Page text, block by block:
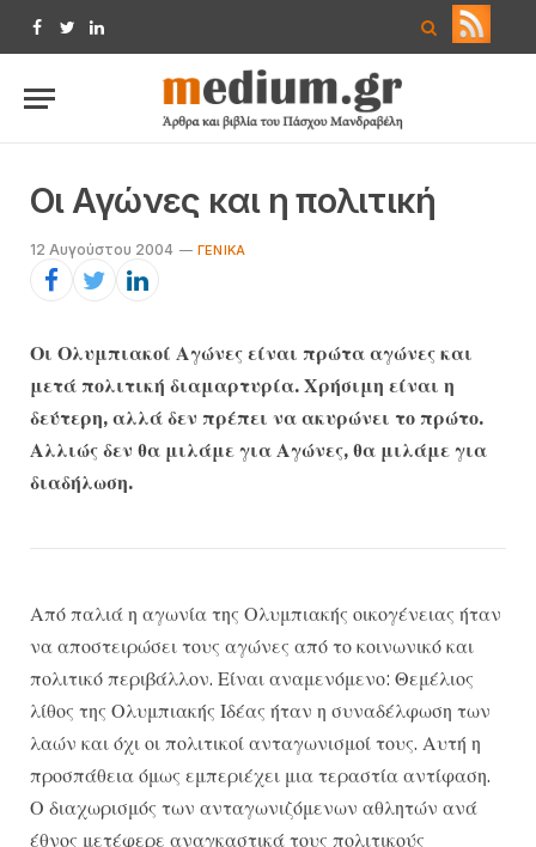
Facebook
TwitterLinkedIn
Οι Αγώνες και η πολιτική
12 Αυγούστου 2004 ΓΕΝΙΚΆ
Οι Ολυμπιακοί Αγώνες είναι πρώτα αγώνες και
μετά πολιτική διαμαρτυρία. Χρήσιμη είναι η
δεύτερη, αλλά δεν πρέπει να ακυρώνει το πρώτο.
Αλλιώς δεν θα μιλάμε για Αγώνες, θα μιλάμε για
διαδήλωση.
Από παλιά η αγωνία της Ολυμπιακής οικογένειας ήταν
να αποστειρώσει τους αγώνες από το κοινωνικό και
πολιτικό περιβάλλον. Είναι αναμενόμενο: Θεμέλιος
λίθος της Ολυμπιακής Ιδέας ήταν η συναδέλφωση των
λαών και όχι οι πολιτικοί ανταγωνισμοί τους. Αυτή η
προσπάθεια όμως εμπεριέχει μια τεραστία αντίφαση.
Ο διαχωρισμός των ανταγωνιζόμενων αθλητών ανά
έθνος μετέφερε αναγκαστικά τους πολιτικούς